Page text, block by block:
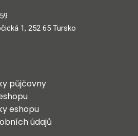
1, 252 65 Tursko
půjčovny
eshopu
údajů